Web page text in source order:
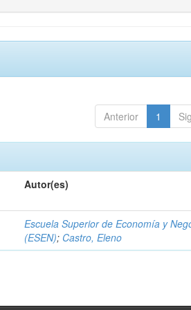
Anterior 1
Autor(es)
Escuela Superior de Economía y
(ESEN); Castro, Eleno